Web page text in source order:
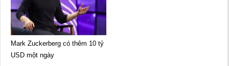
Mark Zuckerberg có thêm 10 tỷ
USD một ngày